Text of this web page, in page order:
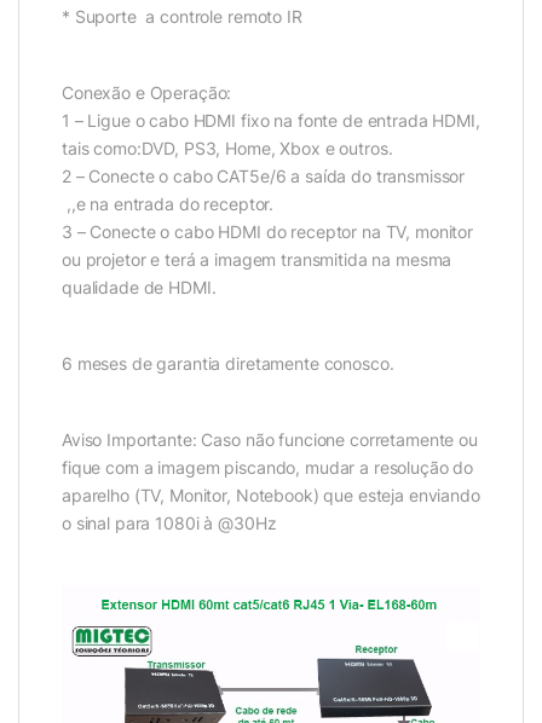
* Suporte a controle remoto IR
Conexão e Operação:
1 – Ligue o cabo HDMI fixo na fonte de entrada HDMI,
tais como:DVD, PS3, Home, Xbox e outros.
2 – Conecte o cabo CAT5e/6 a saída do transmissor
,,e na entrada do receptor.
3 – Conecte o cabo HDMI do receptor na TV, monitor
ou projetor e terá a imagem transmitida na mesma
qualidade de HDMI.
6 meses de garantia diretamente conosco.
Aviso Importante: Caso não funcione corretamente ou
fique com a imagem piscando, mudar a resolução do
aparelho (TV, Monitor, Notebook) que esteja enviando
o sinal para 1080i à @30Hz